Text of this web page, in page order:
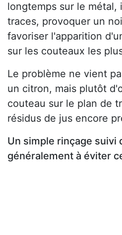
longtemps sur le métal,
traces, provoquer un
favoriser l'apparition
sur les couteaux les
Le problème ne vient
un citron, mais plutôt
couteau sur le plan de
résidus de jus encore
Un simple rinçage suivi
généralement à éviter